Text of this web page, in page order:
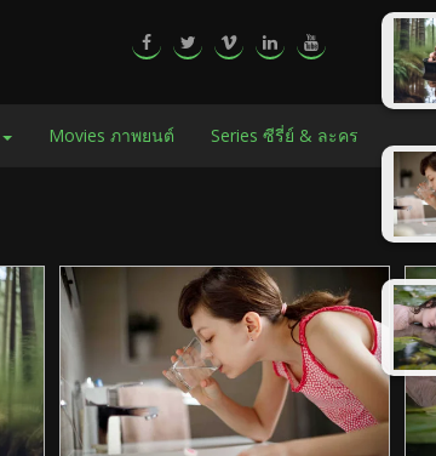
Movies ภาพยนต์ Series ซีรี่ย์ & ละคร